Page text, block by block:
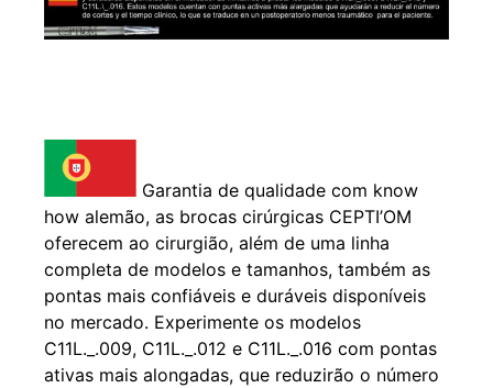
Garantia de qualidade com know
how alemão, as brocas cirúrgicas CEPTI’OM
oferecem ao cirurgião, além de uma linha
completa de modelos e tamanhos, também as
pontas mais confiáveis e duráveis disponíveis
no mercado. Experimente os modelos
C11L._.009, C11L._.012 e C11L._.016 com pontas
ativas mais alongadas, que reduzirão o número